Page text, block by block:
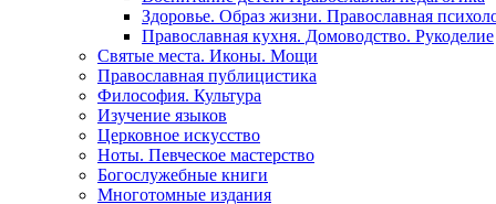
Здоровье. Образ жизни. Православная
Православная кухня. Домоводство. Рукоделие
Святые места. Иконы. Мощи
Православная публицистика
Философия. Культура
Изучение языков
Церковное искусство
Ноты. Певческое мастерство
Богослужебные книги
Многотомные издания